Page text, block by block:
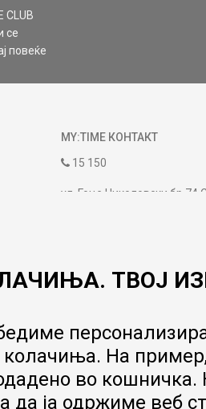
CLUB
се
повеќе
MY:TIME КОНТАКТ
15 150
ул. Гоце Николовски бр.74
09:00 до 17:00
ТВОЈ
На
во кошничка.
да ја одржиме веб